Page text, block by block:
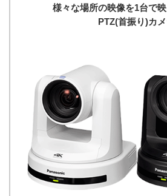
様々な場所の映像を1台で
PTZ(首振り)カ